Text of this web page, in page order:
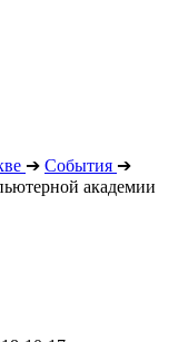
➔ События ➔
академии